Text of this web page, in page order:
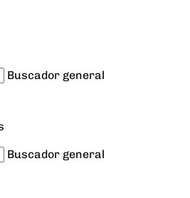
Buscador general
Buscador general